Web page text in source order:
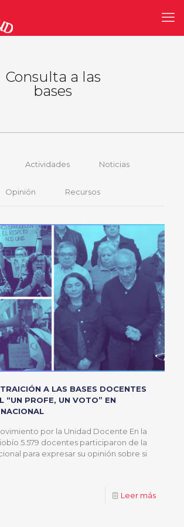
Consulta a las
bases
Actividades Noticias
Opinión Recursos
TRAICIÓN A LAS BASES DOCENTES
“UN PROFE, UN VOTO” EN
por la Unidad Docente En la
5.579 docentes participaron de la
para expresar su opinión sobre si
Leer más